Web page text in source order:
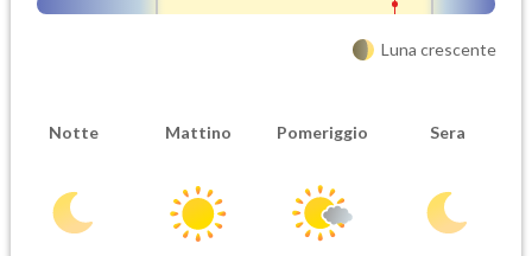
Luna crescente
Notte Mattino Pomeriggio Sera